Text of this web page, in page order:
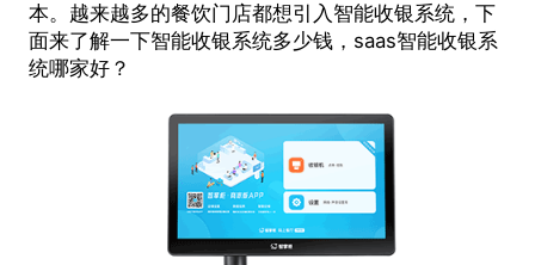
本。越来越多的餐饮门店都想引入智能收银系统，下
面来了解一下智能收银系统多少钱， saas智能收银系
统哪家好？